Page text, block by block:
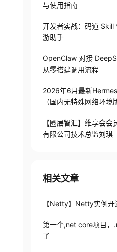
与使用指南
开发者实战：码道 Skill
游助手
OpenClaw 对接
从零搭建调用流程
2026年6月最新
（国内无特殊网络环境
【圈层智汇】维享会
有限公司技术总监刘琪
相关文章
【Netty】Netty实例开
第一个,net core项目，
了